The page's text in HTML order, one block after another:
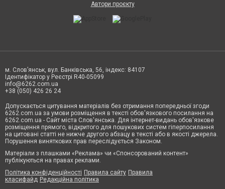
Автори проєкту
м. Слов’янськ, вул. Банківська, 56, індекс: 84107
Ідентифікатор у Реєстрі R40-05099
info@6262.com.ua
+38 (050) 426 26 24
Допускається цитування матеріалів без отримання попередньої згоди
6262.com.ua за умови розміщення в тексті обов'язкового посилання на
6262.com.ua - Сайт міста Слов'янська. Для інтернет-видань обов'язкове
розміщення прямого, відкритого для пошукових систем гіперпосилання
на цитовані статті не нижче другого абзацу в тексті або в якості джерела.
Порушення виняткових прав переслідується Законом.
Матеріали з плашками «Реклама» чи «Спонсорований контент»
публікуються на правах реклами.
Політика конфіденційності Правила сайту Правила
класифайд Редакційна політика